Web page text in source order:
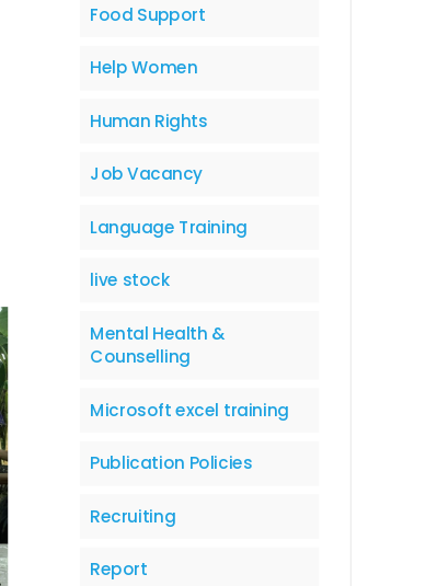
Food Support
Help Women
Human Rights
Job Vacancy
Language Training
live stock
Mental Health &
Counselling
Microsoft excel training
Publication Policies
Recruiting
Report